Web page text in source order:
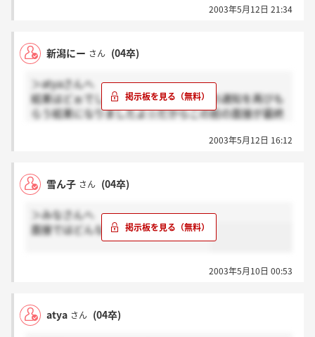
SEとプログラマーの違い、またどちらを目指すか、
家族構成を聞かれました。
られなくて問題外でした（++；
がんばってくださいね！
2003年5月12日 21:34
新潟にー さん (04卒)
＞atyaさんへ
結果はどぉでした？俺の方は同じ内容の通知を再びも
らう結果になりましたよ☆だからこの前の面接が最終
場合は本番前のおしゃべりでリラックスできました。
＞雪ん子さん
俺の場合は最初に「時間をあげるから学校でやってる
こと等を踏まえて自己紹介、弊社を志望した動機を話
してください。」から始まり、SEとプログラマの違い
2003年5月12日 16:12
雪ん子 さん (04卒)
＞みなさんへ
面接ではどんな質問されましたか？？
2003年5月10日 00:53
atya さん (04卒)